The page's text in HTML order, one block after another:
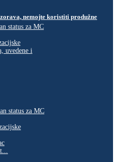
nemojte koristiti produžne
status za MC
uvedene i
status za MC